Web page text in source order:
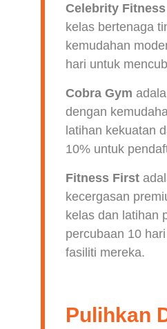
Celebrity Fitness
kelas bertenaga
kemudahan
hari untuk
Cobra Gym
dengan
latihan kekuatan
10% untuk
Fitness First
kecergasan
kelas dan latihan
percubaan 10
fasiliti mereka.
Pulihkan